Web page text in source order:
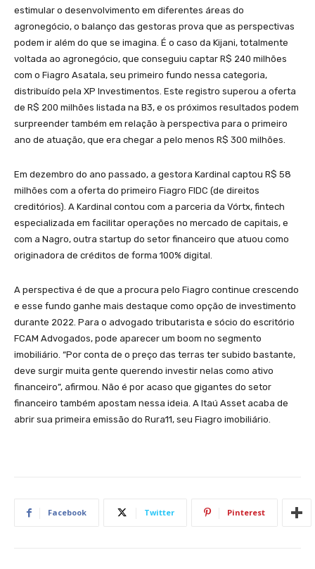
estimular o desenvolvimento em diferentes áreas do
agronegócio, o balanço das gestoras prova que as perspectivas
podem ir além do que se imagina. É o caso da Kijani, totalmente
voltada ao agronegócio, que conseguiu captar R$ 240 milhões
com o Fiagro Asatala, seu primeiro fundo nessa categoria,
distribuído pela XP Investimentos. Este registro superou a oferta
de R$ 200 milhões listada na B3, e os próximos resultados podem
surpreender também em relação à perspectiva para o primeiro
ano de atuação, que era chegar a pelo menos R$ 300 milhões.
Em dezembro do ano passado, a gestora Kardinal captou R$ 58
milhões com a oferta do primeiro Fiagro FIDC (de direitos
creditórios). A Kardinal contou com a parceria da Vórtx, fintech
especializada em facilitar operações no mercado de capitais, e
com a Nagro, outra startup do setor financeiro que atuou como
originadora de créditos de forma 100% digital.
A perspectiva é de que a procura pelo Fiagro continue crescendo
e esse fundo ganhe mais destaque como opção de investimento
durante 2022. Para o advogado tributarista e sócio do escritório
FCAM Advogados, pode aparecer um boom no segmento
imobiliário. “Por conta de o preço das terras ter subido bastante,
deve surgir muita gente querendo investir nelas como ativo
financeiro”, afirmou. Não é por acaso que gigantes do setor
financeiro também apostam nessa ideia. A Itaú Asset acaba de
abrir sua primeira emissão do Rura11, seu Fiagro imobiliário.
Facebook Twitter Pinterest